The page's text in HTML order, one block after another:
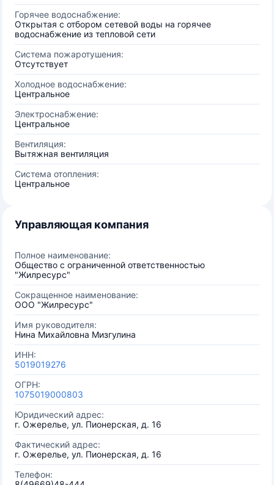
Горячее водоснабжение:
Открытая с отбором сетевой воды на горячее
водоснабжение из тепловой сети
Система пожаротушения:
Отсутствует
Холодное водоснабжение:
Центральное
Электроснабжение:
Центральное
Вентиляция:
Вытяжная вентиляция
Система отопления:
Центральное
Управляющая компания
Полное наименование:
Общество с ограниченной ответственностью
"Жилресурс"
Сокращенное наименование:
ООО "Жилресурс"
Имя руководителя:
Нина Михайловна Мизгулина
ИНН:
5019019276
ОГРН:
1075019000803
Юридический адрес:
г. Ожерелье, ул. Пионерская, д. 16
Фактический адрес:
г. Ожерелье, ул. Пионерская, д. 16
Телефон: